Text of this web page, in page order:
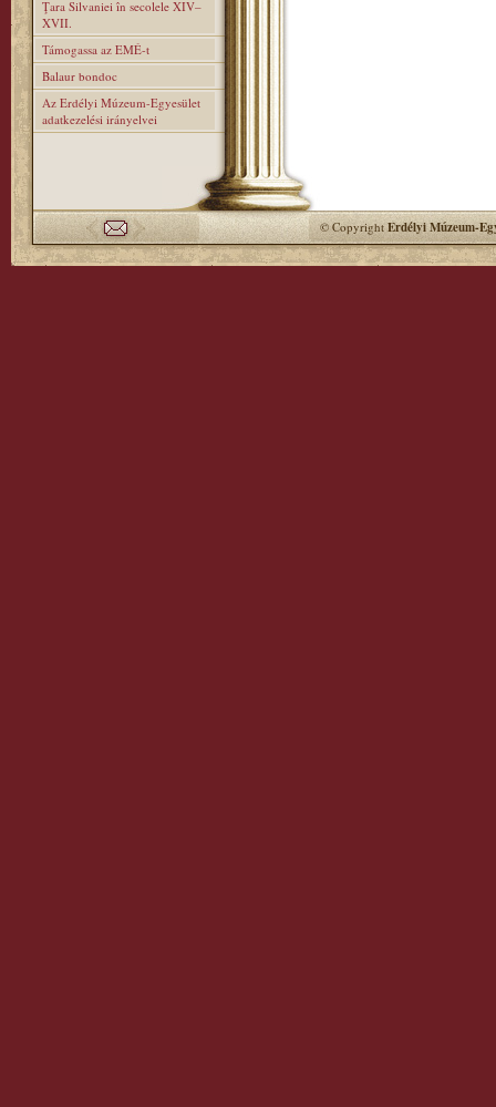
Ţara Silvaniei în secolele XIV–
XVII.
Támogassa az EMÉ-t
Balaur bondoc
Az Erdélyi Múzeum-Egyesület
adatkezelési irányelvei
© CopyrightErdélyi Múzeum-